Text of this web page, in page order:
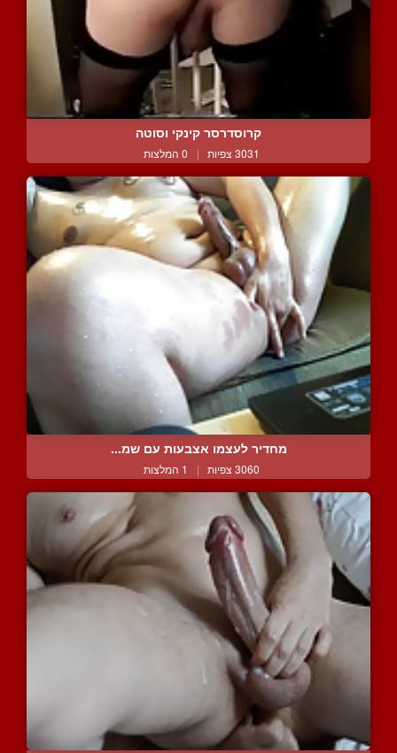
קרוסדרסר קינקי וסוטה
3031 צפיות | 0 המלצות
מחדיר לעצמו אצבעות עם שמ...
3060 צפיות | 1 המלצות